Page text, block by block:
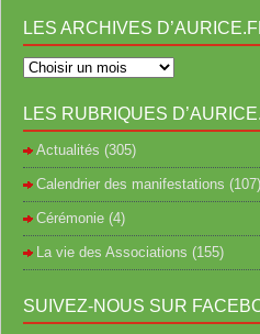
LES ARCHIVES
LES RUBRIQUES
Actualités (305)
Calendrier des manifestations (107)
Cérémonie (4)
La vie des Associations (155)
SUIVEZ-NOUS SUR